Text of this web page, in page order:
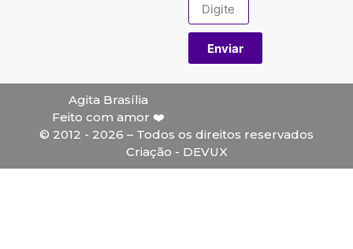
Enviar
Agita Brasília
Feito com amor ❤️
© 2012 - 2026 – Todos os direitos reservados
Criação - DEVUX